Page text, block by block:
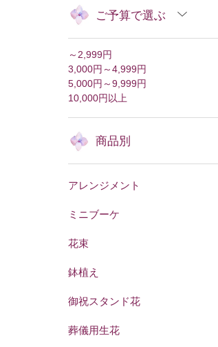
ご予算で選ぶ
～2,999円
3,000円～4,999円
5,000円～9,999円
10,000円以上
商品別
アレンジメント
ミニブーケ
花束
鉢植え
御祝スタンド花
葬儀用生花